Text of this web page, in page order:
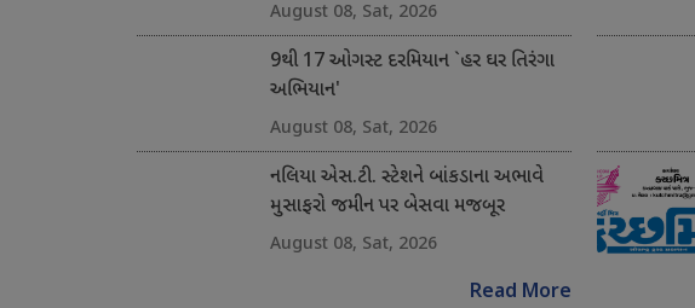
August 08, Sat, 2026
9થી 17 ઓગસ્ટ દરમિયાન `હર ઘર તિરંગા
અભિયાન'
August 08, Sat, 2026
નલિયા એસ.ટી. સ્ટેશને બાંકડાના અભાવે
મુસાફરો જમીન પર બેસવા મજબૂર
August 08, Sat, 2026
Read More